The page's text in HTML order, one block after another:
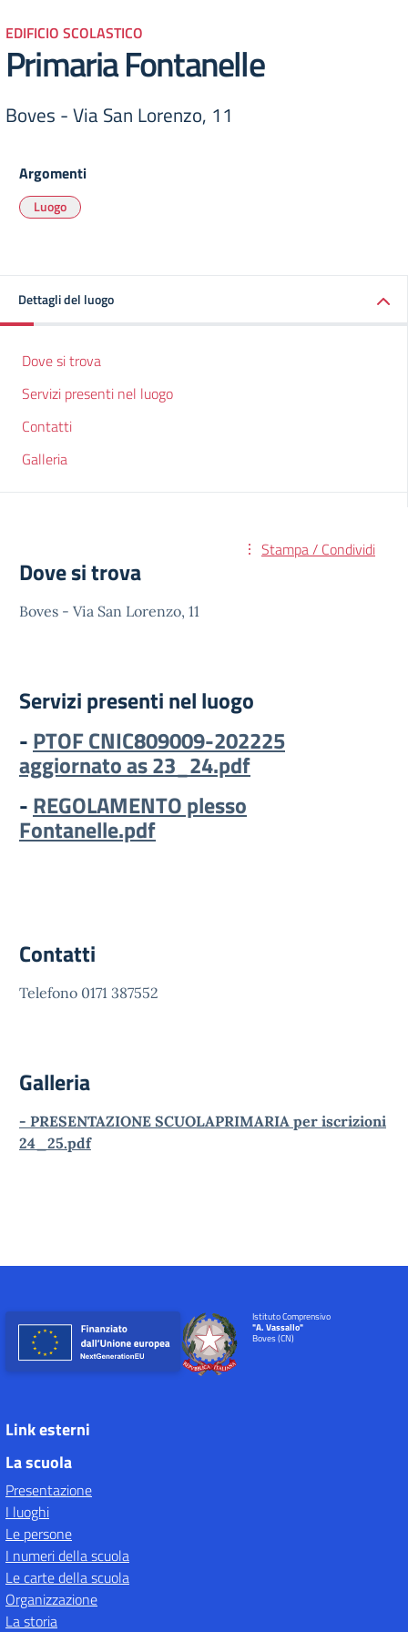
EDIFICIO SCOLASTICO
Primaria Fontanelle
Boves - Via San Lorenzo, 11
Argomenti
Luogo
Dettagli del luogo
Dove si trova
Servizi presenti nel luogo
Contatti
Galleria
Stampa / Condividi
Dove si trova
Boves - Via San Lorenzo, 11
Servizi presenti nel luogo
-PTOF CNIC809009-202225
aggiornato as 23_24.pdf
-REGOLAMENTO plesso
Fontanelle.pdf
Contatti
Telefono 0171 387552
Galleria
- PRESENTAZIONE SCUOLAPRIMARIA per iscrizioni
24_25.pdf
Istituto Comprensivo
"A. Vassallo"
Boves (CN)
Link esterni
La scuola
Presentazione
I luoghi
Le persone
I numeri della scuola
Le carte della scuola
Organizzazione
La storia